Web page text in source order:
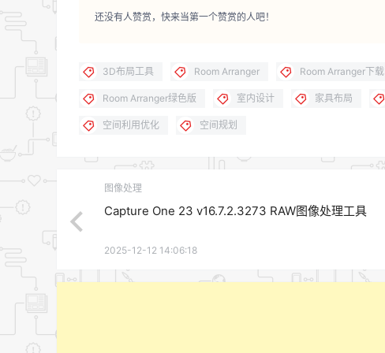
还没有人赞赏，快来当第一个赞赏的人吧！
3D布局工具 Room Arranger Room Arranger下载
Room Arranger绿色版 室内设计 家具布局
空间利用优化 空间规划
图像处理
Capture One 23 v16.7.2.3273 RAW图像处理工具
2025-12-12 14:06:18